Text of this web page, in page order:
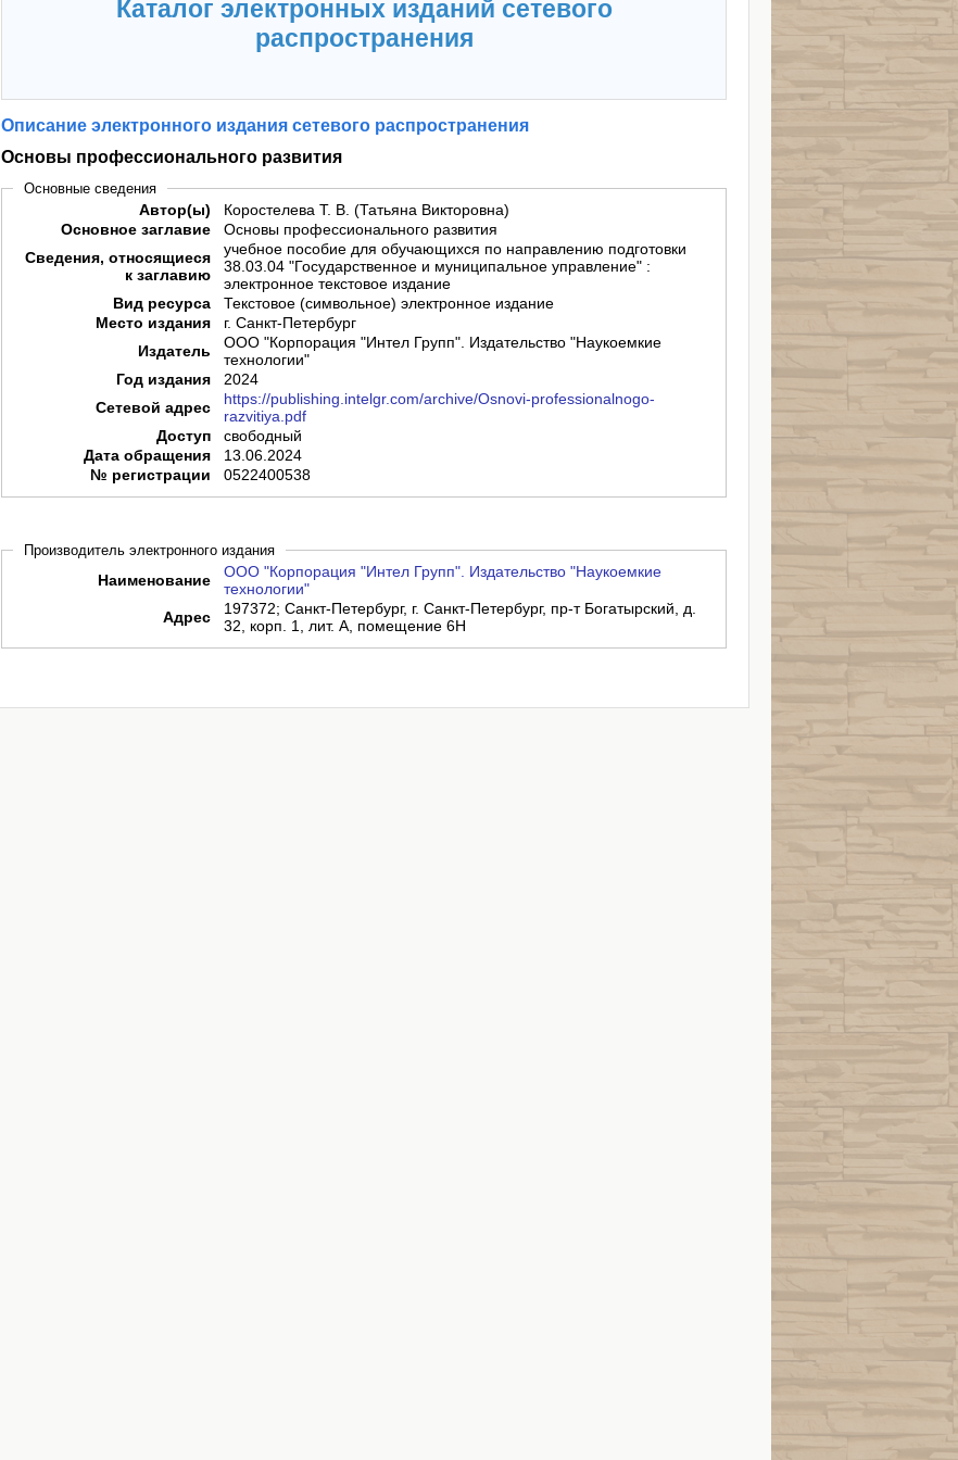
Каталог электронных изданий сетевого
распространения
Описание электронного издания сетевого распространения
Основы профессионального развития
Основные сведения
Автор(ы)
Коростелева Т. В. (Татьяна Викторовна)
Основное заглавие
Основы профессионального развития
Сведения, относящиеся
к заглавию
учебное пособие для обучающихся по направлению подготовки
38.03.04 "Государственное и муниципальное управление" :
электронное текстовое издание
Вид ресурса
Текстовое (символьное) электронное издание
Место издания
г. Санкт-Петербург
Издатель
ООО "Корпорация "Интел Групп". Издательство "Наукоемкие
технологии"
Год издания
2024
Сетевой адрес
https://publishing.intelgr.com/archive/Osnovi-professionalnogo-
razvitiya.pdf
Доступ
свободный
Дата обращения
13.06.2024
№ регистрации
0522400538
Производитель электронного издания
Наименование
ООО "Корпорация "Интел Групп". Издательство "Наукоемкие
технологии"
Адрес
197372; Санкт-Петербург, г. Санкт-Петербург, пр-т Богатырский, д.
32, корп. 1, лит. А, помещение 6Н